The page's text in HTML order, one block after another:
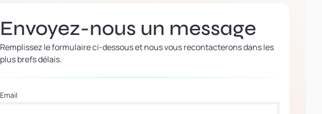
Envoyez-nous un message
Remplissez le formulaire ci-dessous et nous vous recontacterons dans les
plus brefs délais.
Email